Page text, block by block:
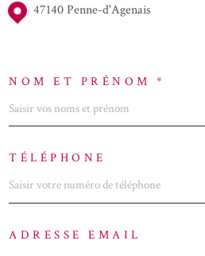
47140 Penne-d'Agenais
NOM ET PRÉNOM *
TÉLÉPHONE
ADRESSE EMAIL